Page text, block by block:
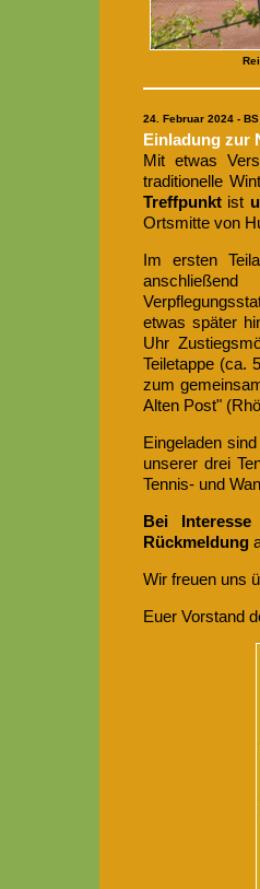
24 . Februar 2024 - BS
Einladung zur
Mit etwas
traditionelle
Treffpunkt ist
Ortsmitte von
Im ersten
etwas später
Uhr
Teiletappe (ca.
zum
Alten Post"
Eingeladen
unserer drei
Tennis- und
Bei Interesse
Rückmeldung
Wir freuen uns
Euer Vorstand